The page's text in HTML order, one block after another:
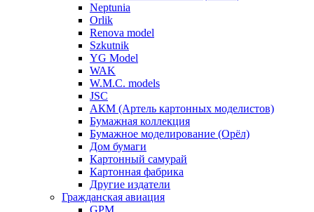
Neptunia
Orlik
Renova model
Szkutnik
YG Model
WAK
W.M.C. models
JSC
АКМ (Артель картонных моделистов)
Бумажная коллекция
Бумажное моделирование (Орёл)
Дом бумаги
Картонный самурай
Картонная фабрика
Другие издатели
Гражданская авиация
GPM